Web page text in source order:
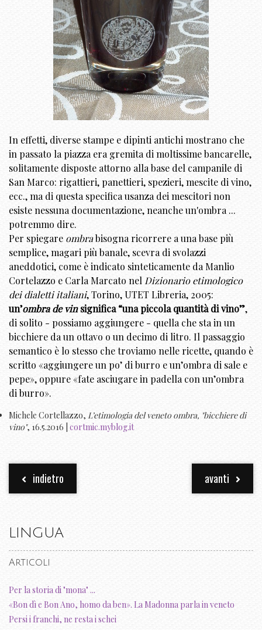
In effetti, diverse stampe e dipinti antichi mostrano che
in passato la piazza era gremita di moltissime bancarelle,
solitamente disposte attorno alla base del campanile di
San Marco: rigattieri, panettieri, spezieri, mescite di vino,
ecc., ma di questa specifica usanza dei mescitori non
esiste nessuna documentazione, neanche un'ombra ...
potremmo dire.
Per spiegare ombrabisogna ricorrere a una base più
semplice, magari più banale, scevra di svolazzi
aneddotici, come è indicato sinteticamente da Manlio
Cortelazzo e Carla Marcato nel Dizionario etimologico
dei dialetti italiani, Torino, UTET Libreria, 2005:
un’ombra de vinsignifica “una piccola quantità di vino”,
di solito - possiamo aggiungere - quella che sta in un
bicchiere da un ottavo o un decimo di litro. Il passaggio
semantico è lo stesso che troviamo nelle ricette, quando è
scritto «aggiungere un po’ di burro e un’ombra di sale e
pepe», oppure «fate asciugare in padella con un’ombra
di burro».
Michele Cortellazzo, L’etimologia del veneto ombra, "bicchiere di
vino", 16.5.2016 | cortmic.myblog.it
indietro avanti
LINGUA
Articoli
Per la storia di "mona" ...
«Bon dì e Bon Ano, homo da ben». La Madonna parla in veneto
Persi i franchi, ne resta i schei